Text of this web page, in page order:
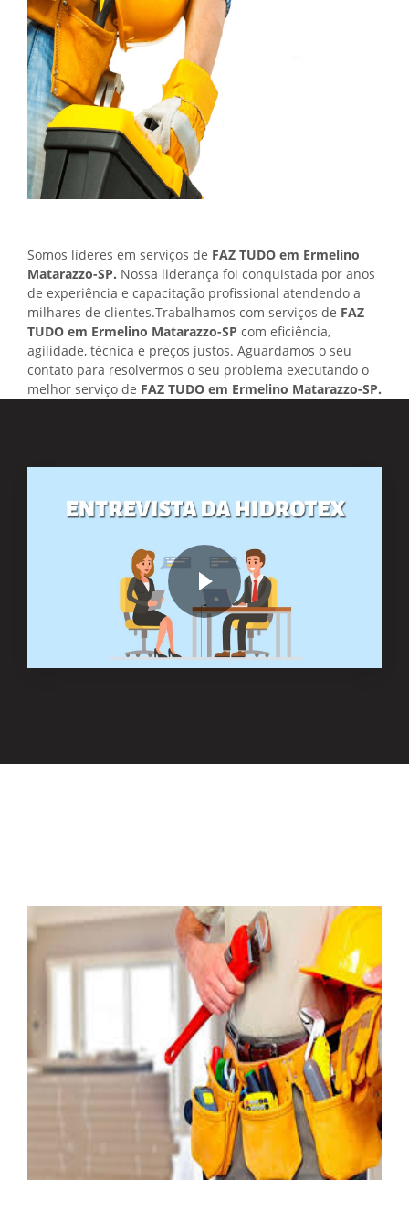
Somos líderes em serviços de FAZ TUDO em Ermelino
Matarazzo-SP. Nossa liderança foi conquistada por anos
de experiência e capacitação profissional atendendo a
milhares de clientes.Trabalhamos com serviços de FAZ
TUDO em Ermelino Matarazzo-SP com eficiência,
agilidade, técnica e preços justos. Aguardamos o seu
contato para resolvermos o seu problema executando o
melhor serviço de FAZ TUDO em Ermelino Matarazzo-SP.